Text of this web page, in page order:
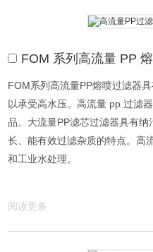
FOM 系列高流量 PP
FOM系列高流量PP熔喷过滤器
以承受高水压。高流量 pp 过滤
品。大流量PP滤芯过滤器具有
长、能有效过滤杂质的特点。高
和工业水处理。
阅读更多